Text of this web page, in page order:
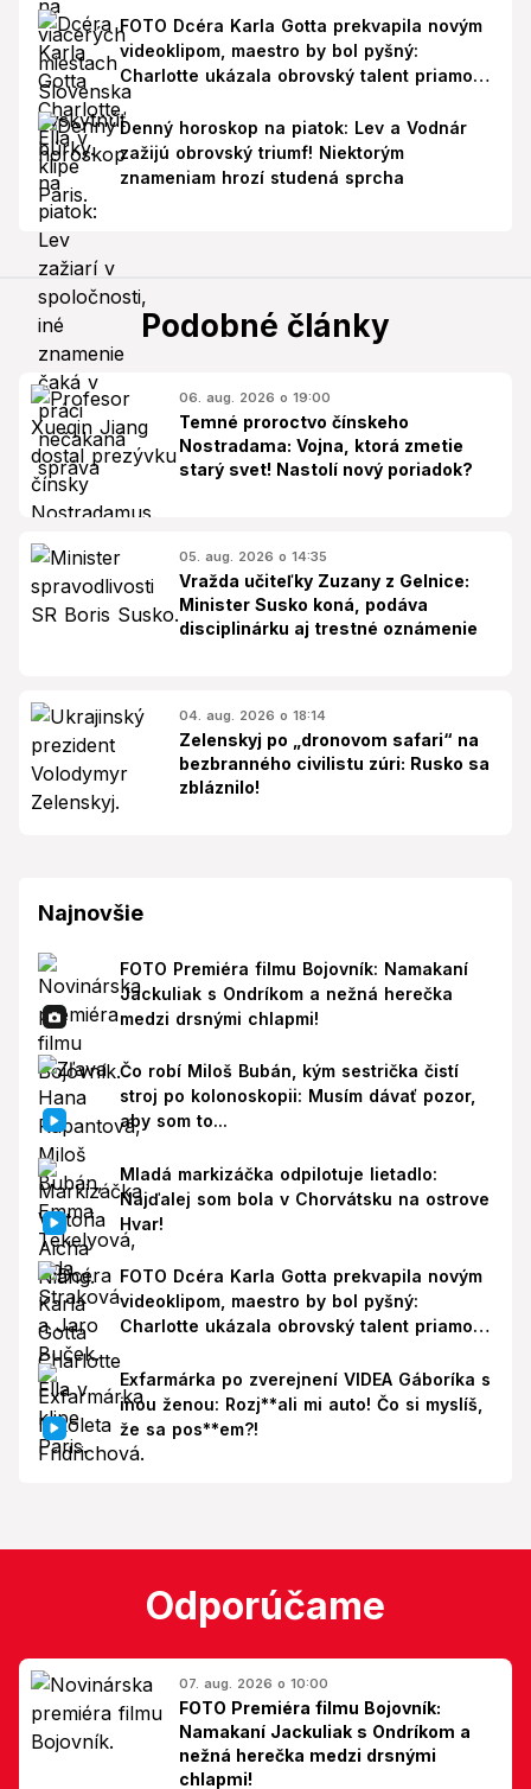
FOTO Dcéra Karla Gotta prekvapila novým
videoklipom, maestro by bol pyšný:
Charlotte ukázala obrovský talent priamo v
Paríži!
Denný horoskop na piatok: Lev a Vodnár
zažijú obrovský triumf! Niektorým
znameniam hrozí studená sprcha
Podobné články
06. aug. 2026 o 19:00
Temné proroctvo čínskeho
Nostradama: Vojna, ktorá zmetie
starý svet! Nastolí nový poriadok?
05. aug. 2026 o 14:35
Vražda učiteľky Zuzany z Gelnice:
Minister Susko koná, podáva
disciplinárku aj trestné oznámenie
04. aug. 2026 o 18:14
Zelenskyj po „dronovom safari“ na
bezbranného civilistu zúri: Rusko sa
zbláznilo!
Najnovšie
FOTO Premiéra filmu Bojovník: Namakaní
Jackuliak s Ondríkom a nežná herečka
medzi drsnými chlapmi!
Čo robí Miloš Bubán, kým sestrička čistí
stroj po kolonoskopii: Musím dávať pozor,
aby som to...
Mladá markizáčka odpilotuje lietadlo:
Najďalej som bola v Chorvátsku na ostrove
Hvar!
FOTO Dcéra Karla Gotta prekvapila novým
videoklipom, maestro by bol pyšný:
Charlotte ukázala obrovský talent priamo v
Exfarmárka po zverejnení VIDEA Gáboríka s
inou ženou: Rozj**ali mi auto! Čo si myslíš,
že sa pos**em?!
Odporúčame
07. aug. 2026 o 10:00
FOTO Premiéra filmu Bojovník:
Namakaní Jackuliak s Ondríkom a
nežná herečka medzi drsnými
chlapmi!